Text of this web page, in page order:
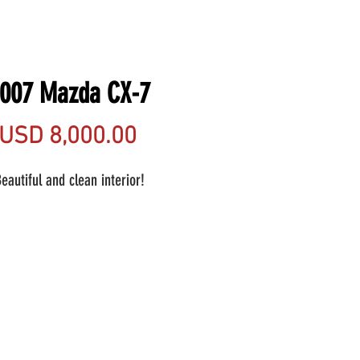
Mazda CX-7
8,000.00Precio
and clean interior!